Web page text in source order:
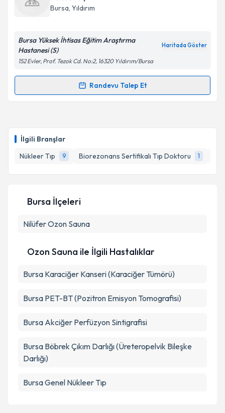
İlgili Branşlar
Nükleer Tıp
9 Biorezonans Sertifikalı Tıp Doktoru 1
takvim hazırlandığında e-posta ile bilgilendireceğiz.
Kişisel verilerimin işlenmesine ilişkinAydınlatma
'ni okudum ve kişisel verilerimin belirtilen
kapsamda işlenmesini kabul ediyorum.
Takvim Talebini Gönder
Bursa, Yıldırım
Bursa Yüksek İhtisas Eğitim Araştırma
Hastanesi (S)
Haritada Göster
152 Evler, Prof. Tezok Cd. No:2, 16320 Yıldırım/Bursa
Randevu Talep Et
Randevu Takvimi Talebi
hazırlandığında e-posta ile bilgilendireceğiz.
E-posta Adresiniz
Metni'ni okudum ve kişisel verilerimin belirtilen
Bursa İlçeleri
NilüferOzon Sauna
Ozon Sauna ile İlgili Hastalıklar
Bursa Karaciğer Kanseri (Karaciğer Tümörü)
Bursa PET-BT (Pozitron Emisyon Tomografisi)
Bursa Akciğer Perfüzyon Sintigrafisi
Bursa Böbrek Çıkım Darlığı (Üreteropelvik Bileşke
Darlığı)
Bursa Genel Nükleer Tıp